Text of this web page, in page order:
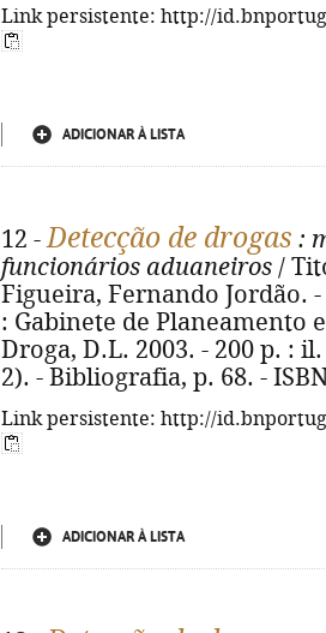
Link persistente: http://
ADICIONAR À LISTA
12 -Detecção de drogas :
funcionários aduaneiros /
Figueira, Fernando Jordão.
: Gabinete de Planeamento
Droga, D.L. 2003. - 200 p. :
2). - Bibliografia, p. 68. -
Link persistente: http://
ADICIONAR À LISTA